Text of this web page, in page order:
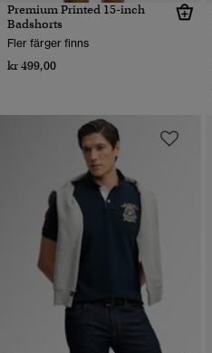
Premium Printed 15-inch
Badshorts
Fler färger finns
kr 499,00